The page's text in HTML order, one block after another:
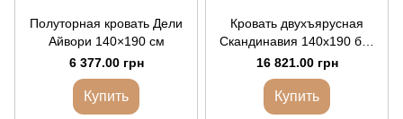
Полуторная кровать Дели
Айвори 140×190 см
6 377.00 грн
Купить
Кровать двухъярусная
Скандинавия 140х190 без
ящиков орех
16 821.00 грн
Купить